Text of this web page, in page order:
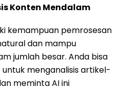
Konten Mendalam
kemampuan pemrosesan
dan mampu
jumlah besar. Anda bisa
menganalisis artikel-
meminta AI ini